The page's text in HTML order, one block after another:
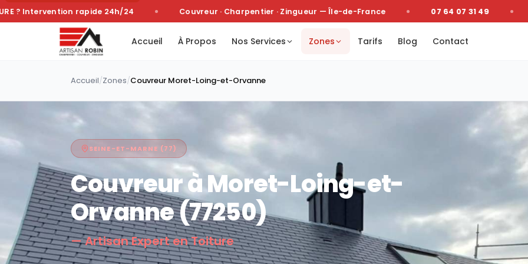
? Intervention rapide 24h/24 Couvreur · Charpentier · Zingueur — Île-de-France 07 64 07 31 49
Accueil À Propos Nos Services Zones Tarifs Blog Contact
Accueil/Zones/Couvreur Moret-Loing-et-Orvanne
SEINE-ET-MARNE (77)
Couvreur àMoret-Loing-et-
Orvanne(77250)
— Artisan Expert en Toiture